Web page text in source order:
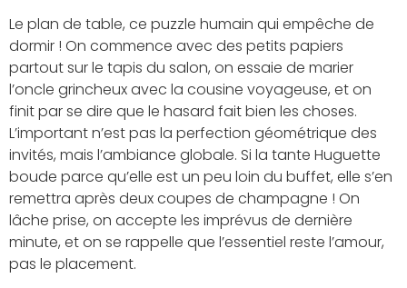
Le plan de table, ce puzzle humain qui empêche de
dormir ! On commence avec des petits papiers
partout sur le tapis du salon, on essaie de marier
l’oncle grincheux avec la cousine voyageuse, et on
finit par se dire que le hasard fait bien les choses.
L’important n’est pas la perfection géométrique des
invités, mais l’ambiance globale. Si la tante Huguette
boude parce qu’elle est un peu loin du buffet, elle s’en
remettra après deux coupes de champagne ! On
lâche prise, on accepte les imprévus de dernière
minute, et on se rappelle que l’essentiel reste l’amour,
pas le placement.